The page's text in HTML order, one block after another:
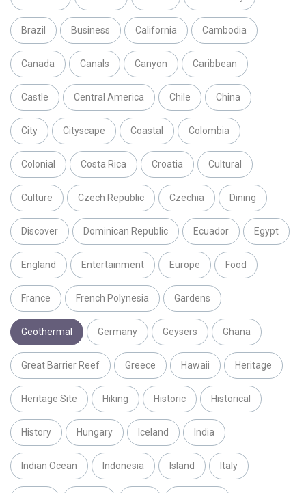
Brazil Business California Cambodia
Canada Canals Canyon Caribbean
Castle Central America Chile China
City Cityscape Coastal Colombia
Colonial Costa Rica Croatia Cultural
Culture Czech Republic Czechia Dining
Discover Dominican Republic Ecuador Egypt
England Entertainment Europe Food
France French Polynesia Gardens
Geothermal Germany Geysers Ghana
Great Barrier Reef Greece Hawaii Heritage
Heritage Site Hiking Historic Historical
History Hungary Iceland India
Indian Ocean Indonesia Island Italy